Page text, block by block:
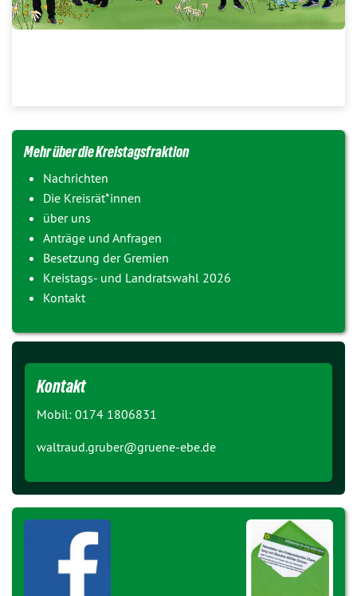
Mehr über die Kreistagsfraktion
Nachrichten
Die Kreisrät*innen
über uns
Anträge und Anfragen
Besetzung der Gremien
Kreistags- und Landratswahl 2026
Kontakt
Kontakt
Mobil: 0174 1806831
waltraud.gruber@gruene-ebe.de